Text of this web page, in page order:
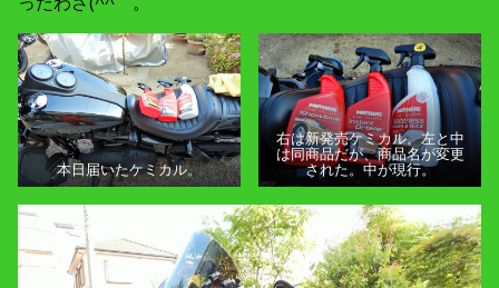
本日届いたケミカル。
右は新発売ケミカル。左と中
は同商品だが、商品名が変更
された。中が現行。